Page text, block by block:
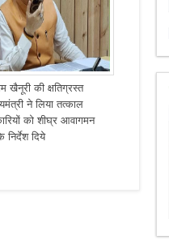
खैनूरी की क्षतिग्रस्त
ने लिया तत्काल
को शीघ्र आवागमन
दिये